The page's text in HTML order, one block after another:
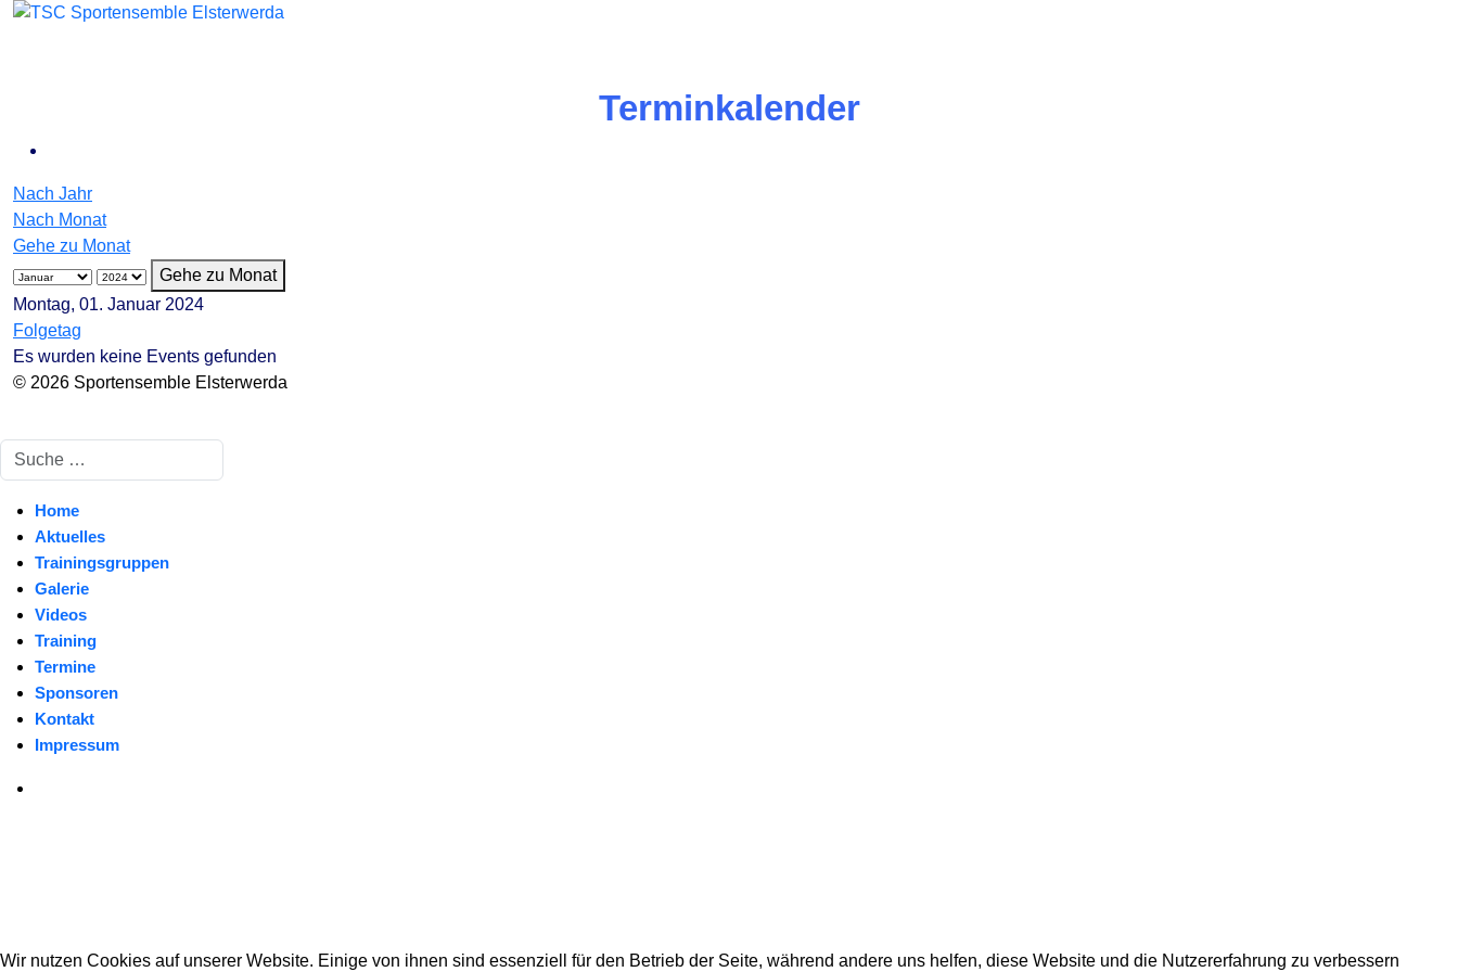
Terminkalender
Nach Jahr
Nach Monat
Gehe zu Monat
Gehe zu Monat
Montag, 01. Januar 2024
Folgetag
Es wurden keine Events gefunden
© 2026 Sportensemble Elsterwerda
Suchen
Home
Aktuelles
Trainingsgruppen
Galerie
Videos
Training
Termine
Sponsoren
Kontakt
Impressum
Wir nutzen Cookies auf unserer Website. Einige von ihnen sind essenziell für den Betrieb der Seite, während andere uns helfen, diese Website und die Nutzererfahrung zu verbessern